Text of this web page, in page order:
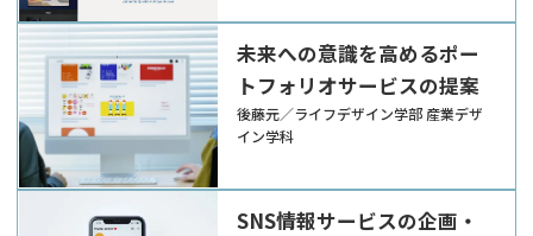
未来への意識を高めるポー
トフォリオサービスの提案
後藤元／ライフデザイン学部 産業デザ
イン学科
SNS情報サービスの企画・